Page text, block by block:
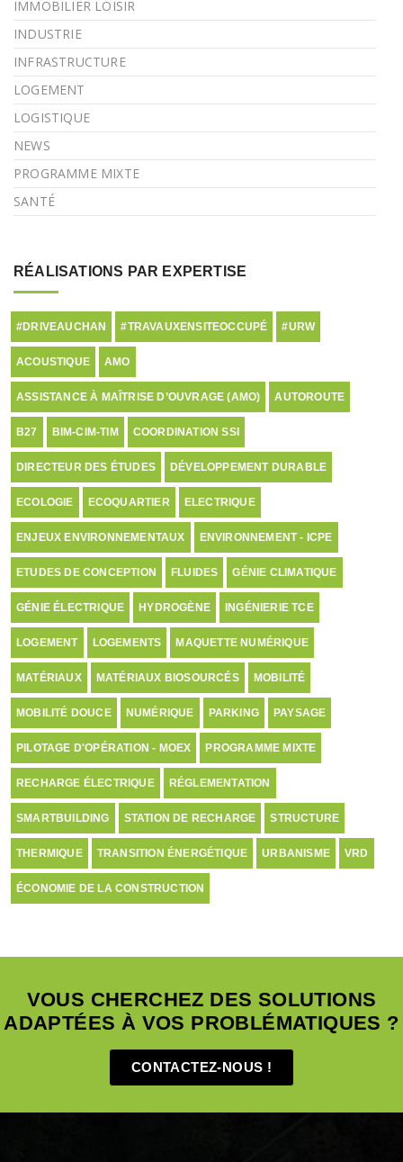
IMMOBILIER LOISIR
INDUSTRIE
INFRASTRUCTURE
LOGEMENT
LOGISTIQUE
NEWS
PROGRAMME MIXTE
SANTÉ
RÉALISATIONS PAR EXPERTISE
#DRIVEAUCHAN #TRAVAUXENSITEOCCUPÉ #URW
ACOUSTIQUE AMO
ASSISTANCE À MAÎTRISE D’OUVRAGE (AMO) AUTOROUTE
B27 BIM-CIM-TIM COORDINATION SSI
DIRECTEUR DES ÉTUDES DÉVELOPPEMENT DURABLE
ECOLOGIE ECOQUARTIER ELECTRIQUE
ENJEUX ENVIRONNEMENTAUX ENVIRONNEMENT - ICPE
ETUDES DE CONCEPTION FLUIDES GÉNIE CLIMATIQUE
GÉNIE ÉLECTRIQUE HYDROGÈNE INGÉNIERIE TCE
LOGEMENT LOGEMENTS MAQUETTE NUMÉRIQUE
MATÉRIAUX MATÉRIAUX BIOSOURCÉS MOBILITÉ
MOBILITÉ DOUCE NUMÉRIQUE PARKING PAYSAGE
PILOTAGE D'OPÉRATION - MOEX PROGRAMME MIXTE
RECHARGE ÉLECTRIQUE RÉGLEMENTATION
SMARTBUILDING STATION DE RECHARGE STRUCTURE
THERMIQUE TRANSITION ÉNERGÉTIQUE URBANISME VRD
ÉCONOMIE DE LA CONSTRUCTION
VOUS CHERCHEZ DES SOLUTIONS
ADAPTÉES À VOS PROBLÉMATIQUES ?
CONTACTEZ-NOUS !